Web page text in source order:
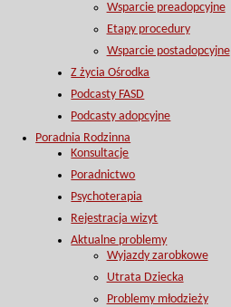
Wsparcie preadopcyjne
Etapy procedury
Wsparcie postadopcyjne
Z życia Ośrodka
Podcasty FASD
Podcasty adopcyjne
Poradnia Rodzinna
Konsultacje
Poradnictwo
Psychoterapia
Rejestracja wizyt
Aktualne problemy
Wyjazdy zarobkowe
Utrata Dziecka
Problemy młodzieży